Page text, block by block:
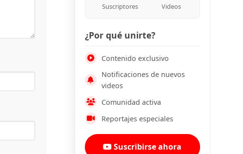
Suscriptores Videos
¿Por qué unirte?
Contenido exclusivo
Notificaciones de nuevos
videos
Comunidad activa
Reportajes especiales
Suscribirse ahora